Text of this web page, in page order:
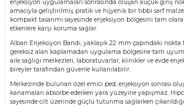
enjeksiyon uygulamaları sonrasında oluşan küçük giriş
amacıyla geliştirilmiş pratik ve hijyenik bir tıbbi sarf
kompakt tasarımı sayesinde enjeksiyon bölgesini tam
etkenlere karşı koruma sağlar.
Alban Enjeksiyon Bandı, yaklaşık 22 mm çapındaki nokta
gereksiz alan kaplamadan uygulama bölgesine tam uyum
aile sağlığı merkezleri, laboratuvarlar, klinikler ve evde
bireyler tarafından güvenle kullanılabilir.
Merkezinde bulunan özel emici ped, enjeksiyon sonrası
kanamaları absorbe ederken yara yüzeyine yapışmaz.
sayesinde cilt üzerinde güçlü tutunma sağlarken